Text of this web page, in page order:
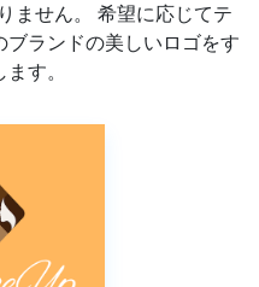
ません。 希望に応じてテ
ランドの美しいロゴをす
す。